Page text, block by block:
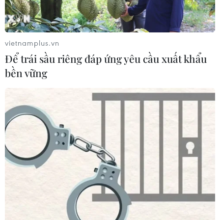
ung thư phổi ở người trẻ không hút
thuốc
CƠ QUAN CHỦ QUẢN: THÔNG TẤN XÃ VIỆT NAM
Tổng Biên tập: TRẦN TIẾN DUẨN
Phó Tổng Biên tập: NGUYỄN THỊ TÁM, KHÚC THANH
vietnamplus.vn
Để trái sầu riêng đáp ứng yêu cầu xuất khẩu
bền vững